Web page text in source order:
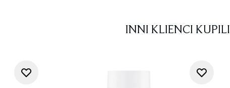
INNI KLIENCI KUPILI